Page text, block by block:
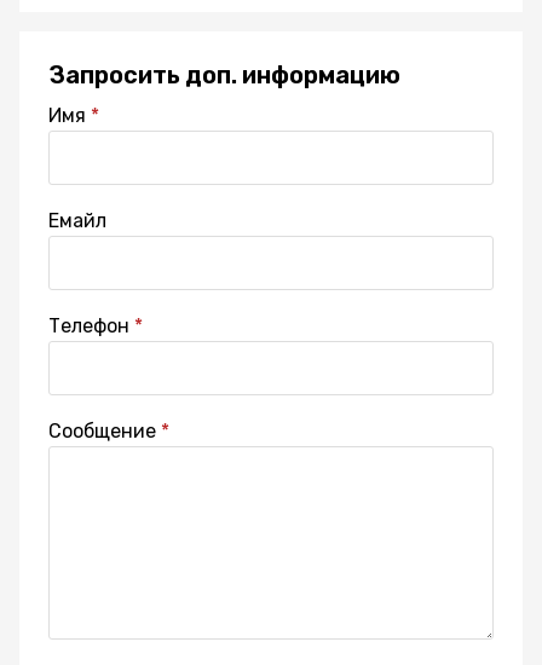
Запросить доп. информацию
Имя
Емайл
Телефон
Сообщение